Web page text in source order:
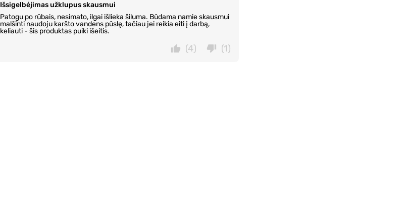
Išsigelbėjimas užklupus skausmui
Patogu po rūbais, nesimato, ilgai išlieka šiluma. Būdama namie skausmui
malšinti naudoju karšto vandens pūslę, tačiau jei reikia eiti į darbą,
keliauti - šis produktas puiki išeitis.
(1)
(4)